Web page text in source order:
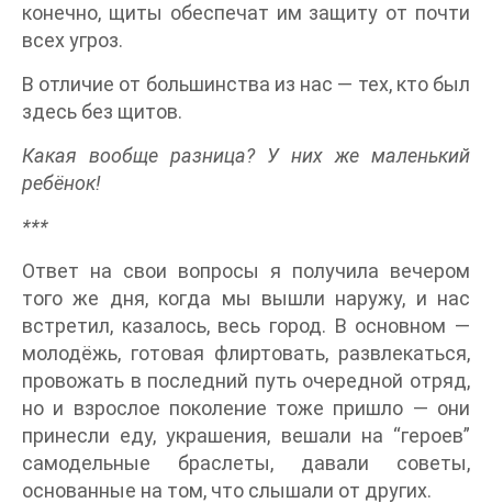
конечно, щиты обеспечат им защиту от почти
всех угроз.
В отличие от большинства из нас — тех, кто был
здесь без щитов.
Какая вообще разница? У них же маленький
ребёнок!
***
Ответ на свои вопросы я получила вечером
того же дня, когда мы вышли наружу, и нас
встретил, казалось, весь город. В основном —
молодёжь, готовая флиртовать, развлекаться,
провожать в последний путь очередной отряд,
но и взрослое поколение тоже пришло — они
принесли еду, украшения, вешали на “героев”
самодельные браслеты, давали советы,
основанные на том, что слышали от других.